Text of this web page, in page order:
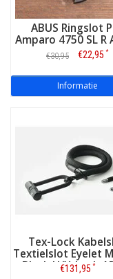
ABUS Ringslot
Amparo 4750 SL R
€30,95 €22,95 *
Informatie
Tex-Lock
Textielslot Eyelet
Black U/X-Lock
€131,95 *